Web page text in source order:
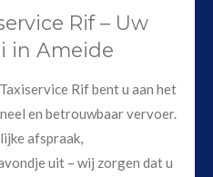
Rif – Uw
in Ameide
Rif bent u aan het
en betrouwbaar vervoer.
afspraak,
uit – wij zorgen dat u